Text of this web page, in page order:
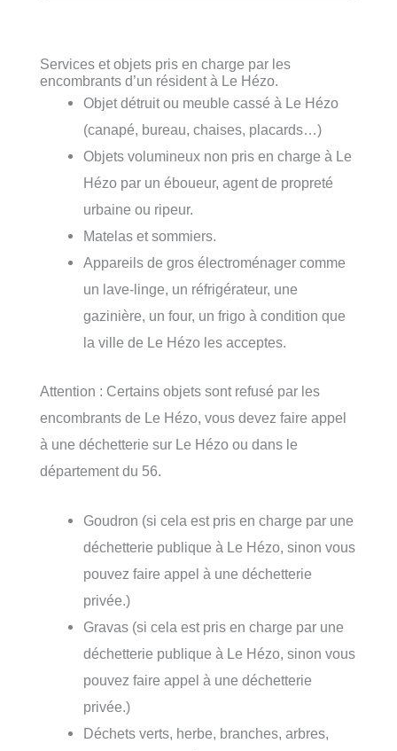
Services et objets pris en charge par les
encombrants d’un résident à Le Hézo.
Objet détruit ou meuble cassé à Le Hézo
(canapé, bureau, chaises, placards…)
Objets volumineux non pris en charge à Le
Hézo par un éboueur, agent de propreté
urbaine ou ripeur.
Matelas et sommiers.
Appareils de gros électroménager comme
un lave-linge, un réfrigérateur, une
gazinière, un four, un frigo à condition que
la ville de Le Hézo les acceptes.
Attention : Certains objets sont refusé par les
encombrants de Le Hézo, vous devez faire appel
à une déchetterie sur Le Hézo ou dans le
département du 56.
Goudron (si cela est pris en charge par une
déchetterie publique à Le Hézo, sinon vous
pouvez faire appel à une déchetterie
privée.)
Gravas (si cela est pris en charge par une
déchetterie publique à Le Hézo, sinon vous
pouvez faire appel à une déchetterie
privée.)
Déchets verts, herbe, branches, arbres,